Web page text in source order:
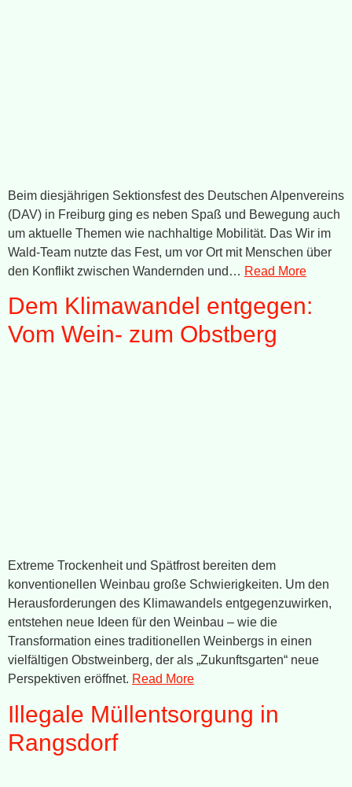
Beim diesjährigen Sektionsfest des Deutschen Alpenvereins
(DAV) in Freiburg ging es neben Spaß und Bewegung auch
um aktuelle Themen wie nachhaltige Mobilität. Das Wir im
Wald-Team nutzte das Fest, um vor Ort mit Menschen über
den Konflikt zwischen Wandernden und… Read More
Dem Klimawandel entgegen:
Vom Wein- zum Obstberg
Extreme Trockenheit und Spätfrost bereiten dem
konventionellen Weinbau große Schwierigkeiten. Um den
Herausforderungen des Klimawandels entgegenzuwirken,
entstehen neue Ideen für den Weinbau – wie die
Transformation eines traditionellen Weinbergs in einen
vielfältigen Obstweinberg, der als „Zukunftsgarten“ neue
Perspektiven eröffnet. Read More
Illegale Müllentsorgung in
Rangsdorf